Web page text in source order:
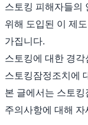
스토킹 피해자들의
위해 도입된 이 제
가집니다.
스토킹에 대한 경
스토킹잠정조치에
본 글에서는 스토
주의사항에 대해